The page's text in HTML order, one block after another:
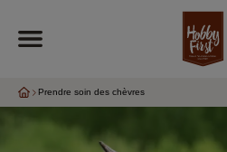
Prendre soin des chèvres